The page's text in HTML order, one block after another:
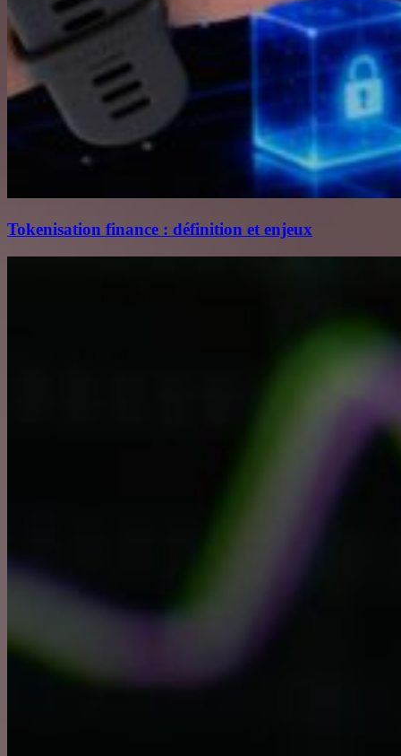
Tokenisation finance : définition et enjeux